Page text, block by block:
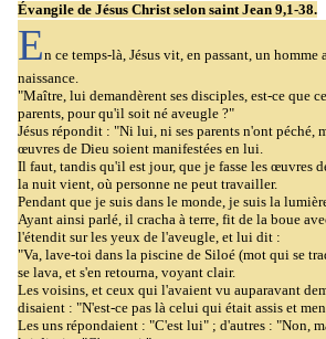
Évangile de Jésus Christ selon saint Jean 9,1-38.
En ce temps-là, Jésus vit, en passant, un homme
naissance.
"Maître, lui demandèrent ses disciples, est-ce que
parents, pour qu'il soit né aveugle ?"
Jésus répondit : "Ni lui, ni ses parents n'ont péché,
œuvres de Dieu soient manifestées en lui.
Il faut, tandis qu'il est jour, que je fasse les œuvres
la nuit vient, où personne ne peut travailler.
Pendant que je suis dans le monde, je suis la
Ayant ainsi parlé, il cracha à terre, fit de la boue
l'étendit sur les yeux de l'aveugle, et lui dit :
"Va, lave-toi dans la piscine de Siloé (mot qui se
se lava, et s'en retourna, voyant clair.
Les voisins, et ceux qui l'avaient vu auparavant
disaient : "N'est-ce pas là celui qui était assis et
Les uns répondaient : "C'est lui" ; d'autres : "Non,